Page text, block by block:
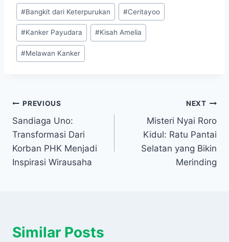
Post
Tags:
#Bangkit dari Keterpurukan #Ceritayoo
#Kanker Payudara #Kisah Amelia
#Melawan Kanker
Navigasi
pos
PREVIOUS
Sandiaga Uno:
Transformasi Dari
Korban PHK Menjadi
Inspirasi Wirausaha
NEXT
Misteri Nyai Roro
Kidul: Ratu Pantai
Selatan yang Bikin
Merinding
Similar Posts